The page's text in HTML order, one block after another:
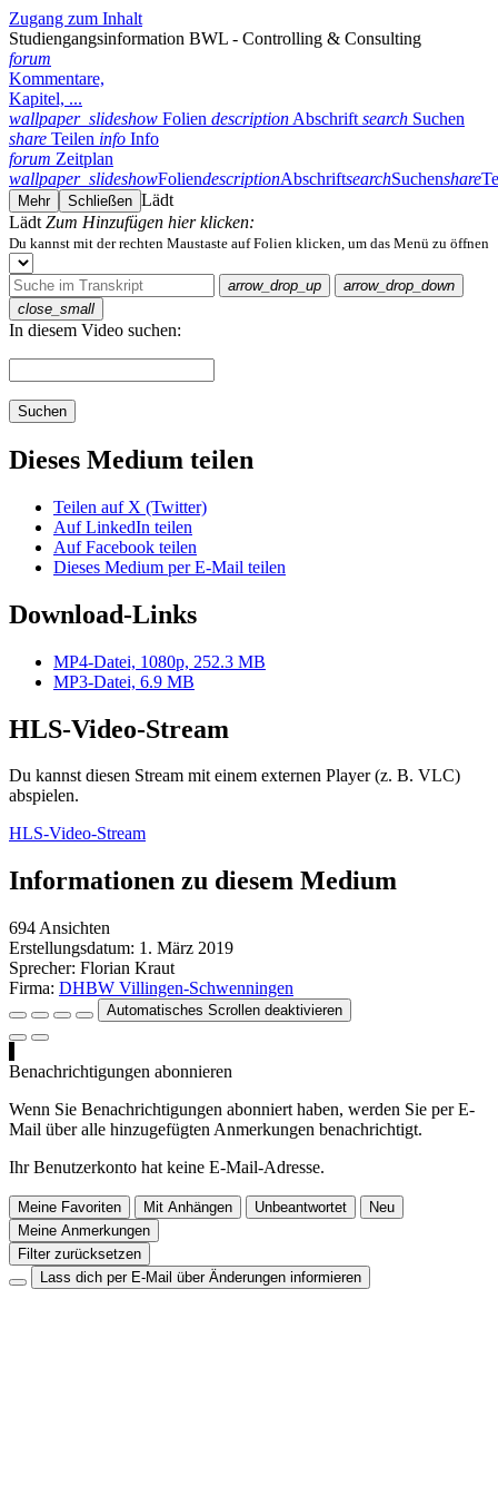
Zugang zum Inhalt
Studiengangsinformation BWL - Controlling & Consulting
forum
Kommentare,
Kapitel, ...
wallpaper_slideshow Folien description Abschrift search Suchen
share Teilen info Info
forum Zeitplan
wallpaper_slideshowFoliendescriptionAbschriftsearchSuchenshare
Mehr Schließen Lädt
Lädt Zum Hinzufügen hier klicken:
Du kannst mit der rechten Maustaste auf Folien klicken, um das Menü zu öffnen
arrow_drop_up
arrow_drop_down
close_small
In diesem Video suchen:
Suchen
Dieses Medium teilen
Teilen auf X (Twitter)
Auf LinkedIn teilen
Auf Facebook teilen
Dieses Medium per E-Mail teilen
Download-Links
MP4-Datei, 1080p, 252.3 MB
MP3-Datei, 6.9 MB
HLS-Video-Stream
Du kannst diesen Stream mit einem externen Player (z. B. VLC)
abspielen.
HLS-Video-Stream
Informationen zu diesem Medium
694 Ansichten
Erstellungsdatum: 1. März 2019
Sprecher: Florian Kraut
Firma: DHBW Villingen-Schwenningen
Automatisches Scrollen deaktivieren
Benachrichtigungen abonnieren
Wenn Sie Benachrichtigungen abonniert haben, werden Sie per E-
Mail über alle hinzugefügten Anmerkungen benachrichtigt.
Ihr Benutzerkonto hat keine E-Mail-Adresse.
Meine Favoriten Mit Anhängen Unbeantwortet
Neu
Meine Anmerkungen
Filter zurücksetzen
Lass dich per E-Mail über Änderungen informieren